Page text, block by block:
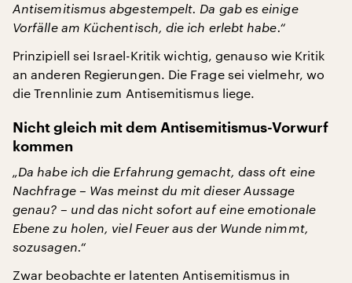
Antisemitismus abgestempelt. Da gab es einige
Vorfälle am Küchentisch, die ich erlebt habe.“
Prinzipiell sei Israel-Kritik wichtig, genauso wie Kritik
an anderen Regierungen. Die Frage sei vielmehr, wo
die Trennlinie zum Antisemitismus liege.
Nicht gleich mit dem Antisemitismus-Vorwurf
kommen
„Da habe ich die Erfahrung gemacht, dass oft eine
Nachfrage – Was meinst du mit dieser Aussage
genau? – und das nicht sofort auf eine emotionale
Ebene zu holen, viel Feuer aus der Wunde nimmt,
sozusagen.“
Zwar beobachte er latenten Antisemitismus in